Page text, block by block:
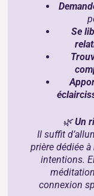
Se
🌿Un
Il suffit
prière dédiée à
intentions.
connexion